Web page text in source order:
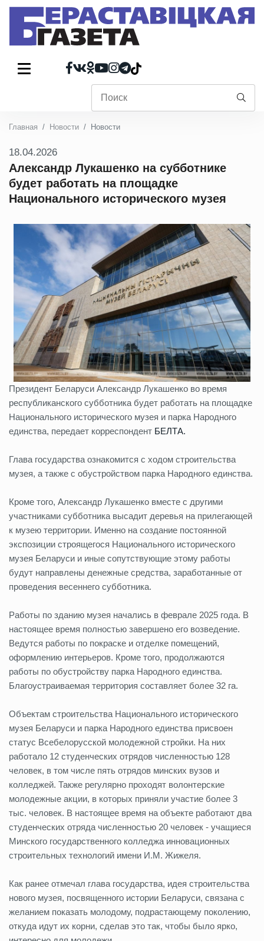
Главная Новости Новости
18.04.2026
Александр Лукашенко на субботнике
будет работать на площадке
Национального исторического музея
Президент Беларуси Александр Лукашенко во время
республиканского субботника будет работать на площадке
Национального исторического музея и парка Народного
единства, передает корреспондент БЕЛТА.
Глава государства ознакомится с ходом строительства
музея, а также с обустройством парка Народного единства.
Кроме того, Александр Лукашенко вместе с другими
участниками субботника высадит деревья на прилегающей
к музею территории. Именно на создание постоянной
экспозиции строящегося Национального исторического
музея Беларуси и иные сопутствующие этому работы
будут направлены денежные средства, заработанные от
проведения весеннего субботника.
Работы по зданию музея начались в феврале 2025 года. В
настоящее время полностью завершено его возведение.
Ведутся работы по покраске и отделке помещений,
оформлению интерьеров. Кроме того, продолжаются
работы по обустройству парка Народного единства.
Благоустраиваемая территория составляет более 32 га.
Объектам строительства Национального исторического
музея Беларуси и парка Народного единства присвоен
статус Всебелорусской молодежной стройки. На них
работало 12 студенческих отрядов численностью 128
человек, в том числе пять отрядов минских вузов и
колледжей. Также регулярно проходят волонтерские
молодежные акции, в которых приняли участие более 3
тыс. человек. В настоящее время на объекте работают два
студенческих отряда численностью 20 человек - учащиеся
Минского государственного колледжа инновационных
строительных технологий имени И.М. Жижеля.
Как ранее отмечал глава государства, идея строительства
нового музея, посвященного истории Беларуси, связана с
желанием показать молодому, подрастающему поколению,
откуда идут их корни, сделав это так, чтобы было ярко,